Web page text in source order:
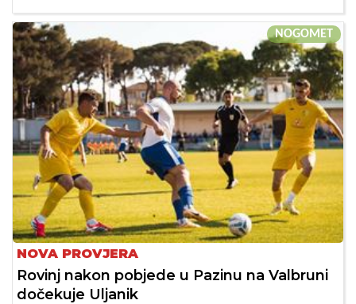
NOGOMET
NOVA PROVJERA
Rovinj nakon pobjede u Pazinu na Valbruni
dočekuje Uljanik